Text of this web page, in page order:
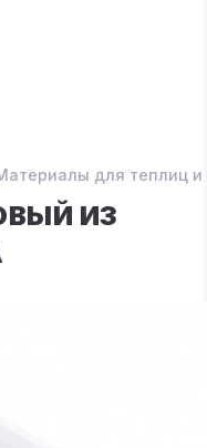
для теплиц
ИЗ